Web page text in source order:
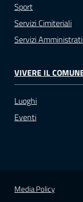
Sport
Servizi Cimiteriali
Servizi
VIVERE IL
Luoghi
Eventi
Media Policy